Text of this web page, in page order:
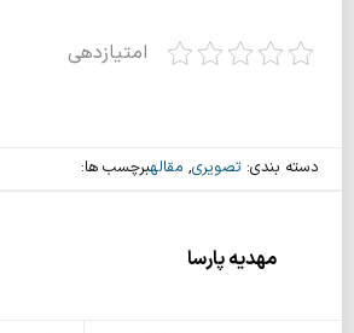
امتیازدهی
دسته بندی:تصویری, مقالهبرچسب ها:
مهدیه پارسا